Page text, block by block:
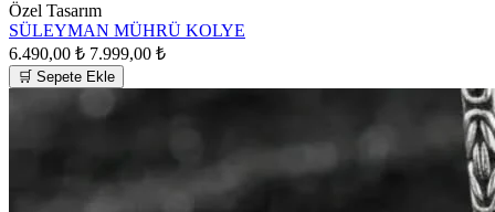
Özel Tasarım
SÜLEYMAN MÜHRÜ KOLYE
6.490,00 ₺ 7.999,00 ₺
🛒 Sepete Ekle